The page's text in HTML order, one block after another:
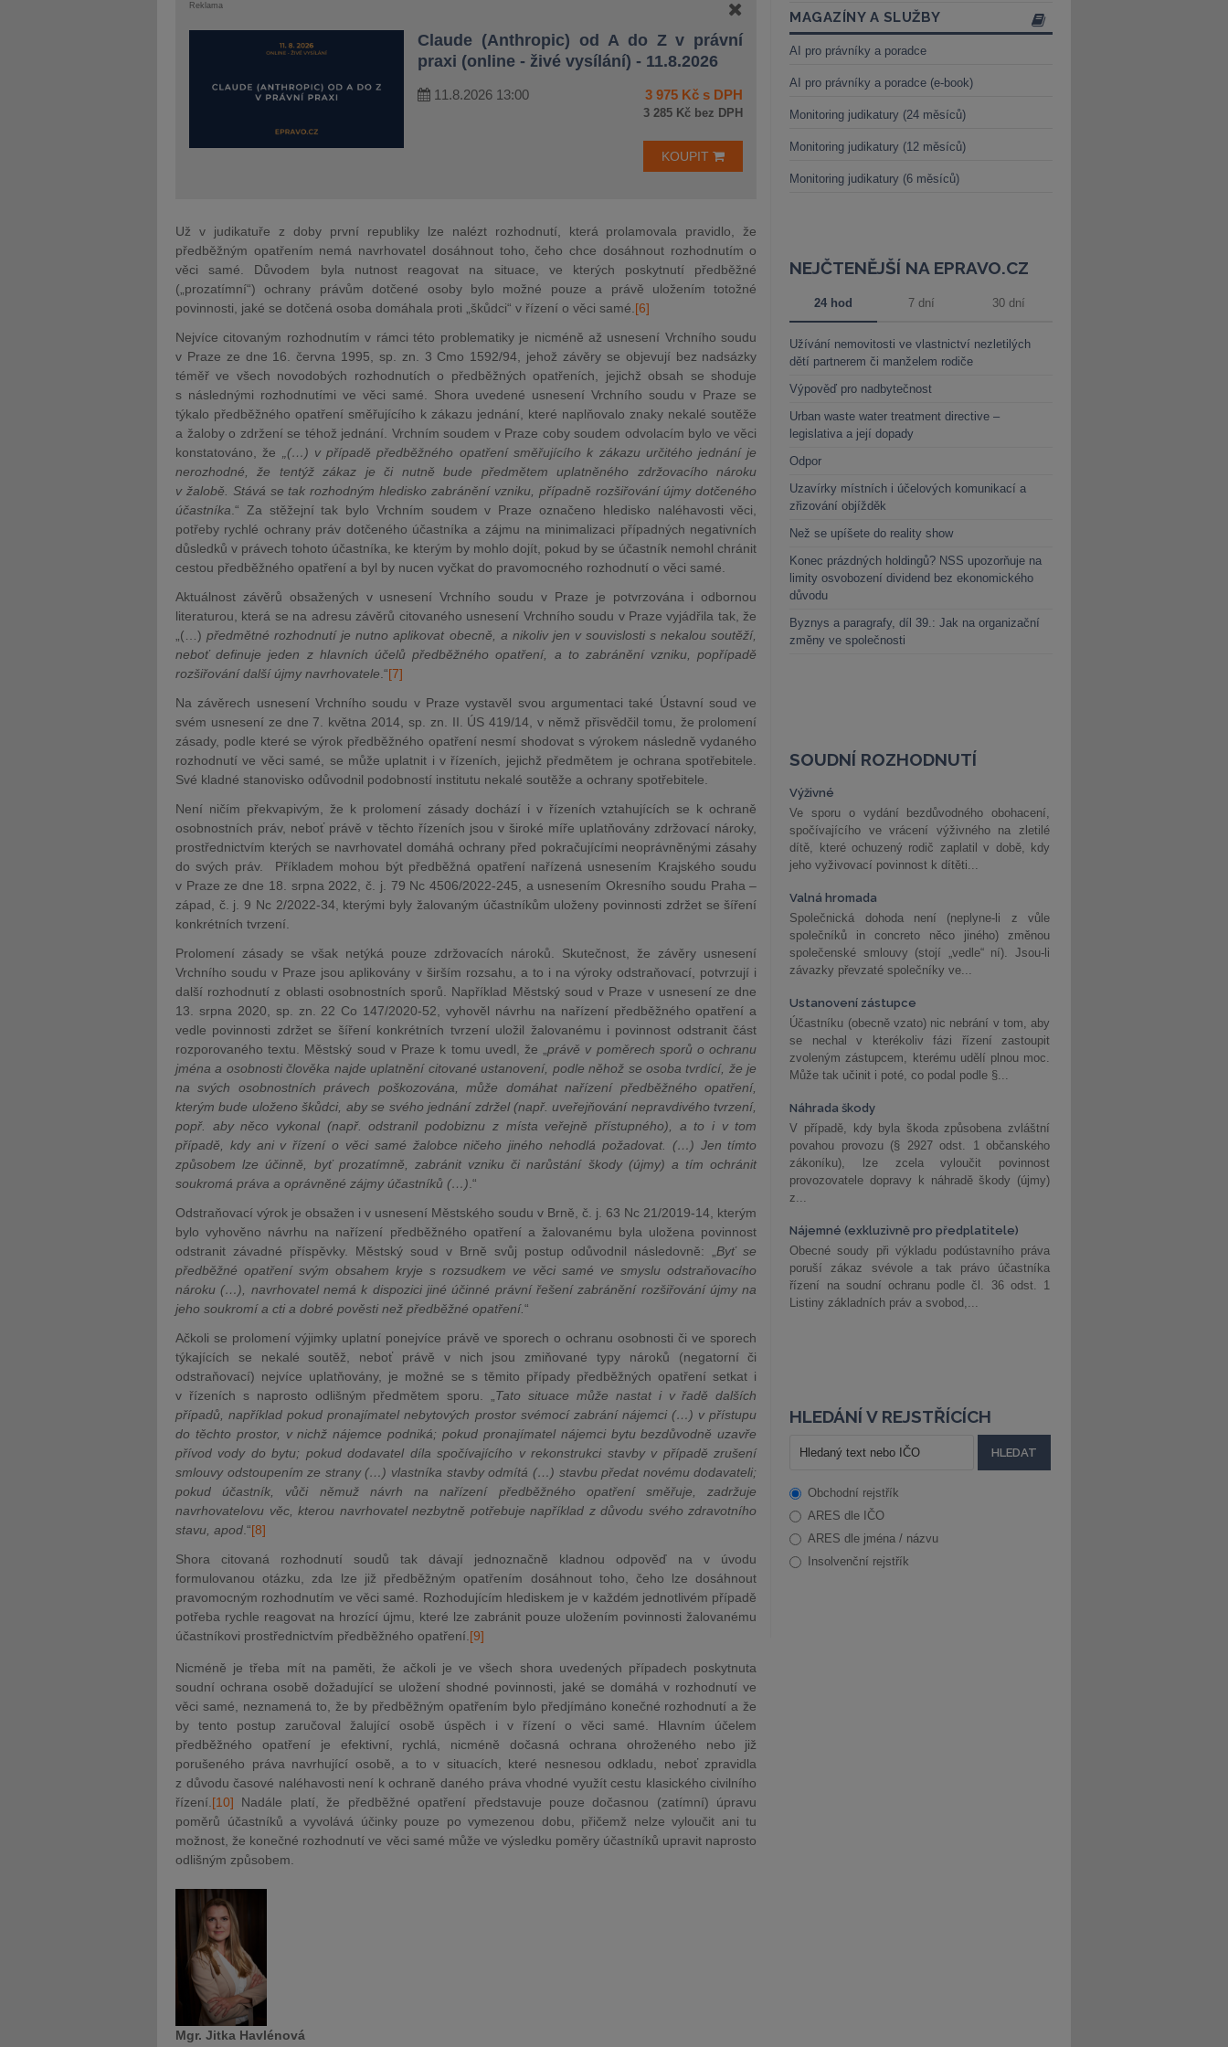
Reklama
Claude (Anthropic) od A do Z v právní
praxi (online - živé vysílání) - 11.8.2026
11.8.2026 13:00 3 975 Kč s DPH
3 285 Kč bez DPH
KOUPIT
Už v judikatuře z doby první republiky lze nalézt rozhodnutí, která prolamovala pravidlo, že
předběžným opatřením nemá navrhovatel dosáhnout toho, čeho chce dosáhnout rozhodnutím o
věci samé. Důvodem byla nutnost reagovat na situace, ve kterých poskytnutí předběžné
(„prozatímní“) ochrany právům dotčené osoby bylo možné pouze a právě uložením totožné
povinnosti, jaké se dotčená osoba domáhala proti „škůdci“ v řízení o věci samé. [6]
Nejvíce citovaným rozhodnutím v rámci této problematiky je nicméně až usnesení Vrchního soudu
v Praze ze dne 16. června 1995, sp. zn. 3 Cmo 1592/94, jehož závěry se objevují bez nadsázky
téměř ve všech novodobých rozhodnutích o předběžných opatřeních, jejichž obsah se shoduje
s následnými rozhodnutími ve věci samé. Shora uvedené usnesení Vrchního soudu v Praze se
týkalo předběžného opatření směřujícího k zákazu jednání, které naplňovalo znaky nekalé soutěže
a žaloby o zdržení se téhož jednání. Vrchním soudem v Praze coby soudem odvolacím bylo ve věci
konstatováno, že
„(…) v případě předběžného opatření směřujícího k zákazu určitého jednání je
nerozhodné, že tentýž zákaz je či nutně bude předmětem uplatněného zdržovacího nároku
v žalobě. Stává se tak rozhodným hledisko zabránění vzniku, případně rozšiřování újmy dotčeného
účastníka .“ Za stěžejní tak bylo Vrchním soudem v Praze označeno hledisko naléhavosti věci,
potřeby rychlé ochrany práv dotčeného účastníka a zájmu na minimalizaci případných negativních
důsledků v právech tohoto účastníka, ke kterým by mohlo dojít, pokud by se účastník nemohl chránit
cestou předběžného opatření a byl by nucen vyčkat do pravomocného rozhodnutí o věci samé.
Aktuálnost závěrů obsažených v usnesení Vrchního soudu v Praze je potvrzována i odbornou
literaturou, která se na adresu závěrů citovaného usnesení Vrchního soudu v Praze vyjádřila tak, že
„(…)předmětné rozhodnutí je nutno aplikovat obecně, a nikoliv jen v souvislosti s nekalou soutěží,
neboť definuje jeden z hlavních účelů předběžného opatření, a to zabránění vzniku, popřípadě
rozšiřování další újmy navrhovatele .“[7]
Na závěrech usnesení Vrchního soudu v Praze vystavěl svou argumentaci také Ústavní soud ve
svém usnesení ze dne 7. května 2014, sp. zn. II. ÚS 419/14, v němž přisvědčil tomu, že prolomení
zásady, podle které se výrok předběžného opatření nesmí shodovat s výrokem následně vydaného
rozhodnutí ve věci samé, se může uplatnit i v řízeních, jejichž předmětem je ochrana spotřebitele.
Své kladné stanovisko odůvodnil podobností institutu nekalé soutěže a ochrany spotřebitele.
Není ničím překvapivým, že k prolomení zásady dochází i v řízeních vztahujících se k ochraně
osobnostních práv, neboť právě v těchto řízeních jsou v široké míře uplatňovány zdržovací nároky,
prostřednictvím kterých se navrhovatel domáhá ochrany před pokračujícími neoprávněnými zásahy
do svých práv. Příkladem mohou být předběžná opatření nařízená usnesením Krajského soudu
v Praze ze dne 18. srpna 2022, č. j. 79 Nc 4506/2022-245, a usnesením Okresního soudu Praha –
západ, č. j. 9 Nc 2/2022-34, kterými byly žalovaným účastníkům uloženy povinnosti zdržet se šíření
konkrétních tvrzení.
Prolomení zásady se však netýká pouze zdržovacích nároků. Skutečnost, že závěry usnesení
Vrchního soudu v Praze jsou aplikovány v širším rozsahu, a to i na výroky odstraňovací, potvrzují i
další rozhodnutí z oblasti osobnostních sporů. Například Městský soud v Praze v usnesení ze dne
13. srpna 2020, sp. zn. 22 Co 147/2020-52, vyhověl návrhu na nařízení předběžného opatření a
vedle povinnosti zdržet se šíření konkrétních tvrzení uložil žalovanému i povinnost odstranit část
rozporovaného textu. Městský soud v Praze k tomu uvedl, že „právě v poměrech sporů o ochranu
jména a osobnosti člověka najde uplatnění citované ustanovení, podle něhož se osoba tvrdící, že je
na svých osobnostních právech poškozována, může domáhat nařízení předběžného opatření,
kterým bude uloženo škůdci, aby se svého jednání zdržel (např. uveřejňování nepravdivého tvrzení,
popř. aby něco vykonal (např. odstranil podobiznu z místa veřejně přístupného), a to i v tom
případě, kdy ani v řízení o věci samé žalobce ničeho jiného nehodlá požadovat. (…) Jen tímto
způsobem lze účinně, byť prozatímně, zabránit vzniku či narůstání škody (újmy) a tím ochránit
soukromá práva a oprávněné zájmy účastníků (…) .“
Odstraňovací výrok je obsažen i v usnesení Městského soudu v Brně, č. j. 63 Nc 21/2019-14, kterým
bylo vyhověno návrhu na nařízení předběžného opatření a žalovanému byla uložena povinnost
odstranit závadné příspěvky. Městský soud v Brně svůj postup odůvodnil následovně: „ Byť se
předběžné opatření svým obsahem kryje s rozsudkem ve věci samé ve smyslu odstraňovacího
nároku (…), navrhovatel nemá k dispozici jiné účinné právní řešení zabránění rozšiřování újmy na
jeho soukromí a cti a dobré pověsti než předběžné opatření.“
Ačkoli se prolomení výjimky uplatní ponejvíce právě ve sporech o ochranu osobnosti či ve sporech
týkajících se nekalé soutěž, neboť právě v nich jsou zmiňované typy nároků (negatorní či
odstraňovací) nejvíce uplatňovány, je možné se s těmito případy předběžných opatření setkat i
v řízeních s naprosto odlišným předmětem sporu. „ Tato situace může nastat i v řadě dalších
případů, například pokud pronajímatel nebytových prostor svémocí zabrání nájemci (…) v přístupu
do těchto prostor, v nichž nájemce podniká; pokud pronajímatel nájemci bytu bezdůvodně uzavře
přívod vody do bytu; pokud dodavatel díla spočívajícího v rekonstrukci stavby v případě zrušení
smlouvy odstoupením ze strany (…) vlastníka stavby odmítá (…) stavbu předat novému dodavateli;
pokud účastník, vůči němuž návrh na nařízení předběžného opatření směřuje, zadržuje
navrhovatelovu věc, kterou navrhovatel nezbytně potřebuje například z důvodu svého zdravotního
stavu, apod .“[8]
Shora citovaná rozhodnutí soudů tak dávají jednoznačně kladnou odpověď na v úvodu
formulovanou otázku, zda lze již předběžným opatřením dosáhnout toho, čeho lze dosáhnout
pravomocným rozhodnutím ve věci samé. Rozhodujícím hlediskem je v každém jednotlivém případě
potřeba rychle reagovat na hrozící újmu, které lze zabránit pouze uložením povinnosti žalovanému
účastníkovi prostřednictvím předběžného opatření. [9]
Nicméně je třeba mít na paměti, že ačkoli je ve všech shora uvedených případech poskytnuta
soudní ochrana osobě dožadující se uložení shodné povinnosti, jaké se domáhá v rozhodnutí ve
věci samé, neznamená to, že by předběžným opatřením bylo předjímáno konečné rozhodnutí a že
by tento postup zaručoval žalující osobě úspěch i v řízení o věci samé. Hlavním účelem
předběžného opatření je efektivní, rychlá, nicméně dočasná ochrana ohroženého nebo již
porušeného práva navrhující osobě, a to v situacích, které nesnesou odkladu, neboť zpravidla
z důvodu časové naléhavosti není k ochraně daného práva vhodné využít cestu klasického civilního
řízení. [10] Nadále platí, že předběžné opatření představuje pouze dočasnou (zatímní) úpravu
poměrů účastníků a vyvolává účinky pouze po vymezenou dobu, přičemž nelze vyloučit ani tu
možnost, že konečné rozhodnutí ve věci samé může ve výsledku poměry účastníků upravit naprosto
odlišným způsobem.
Mgr. Jitka Havlénová
MAGAZÍNY A SLUŽBY
AI pro právníky a poradce
AI pro právníky a poradce (e-book)
Monitoring judikatury (24 měsíců)
Monitoring judikatury (12 měsíců)
Monitoring judikatury (6 měsíců)
NEJČTENĚJŠÍ NA EPRAVO.CZ
24 hod 7 dní 30 dní
Užívání nemovitosti ve vlastnictví nezletilých
dětí partnerem či manželem rodiče
Výpověď pro nadbytečnost
Urban waste water treatment directive –
legislativa a její dopady
Odpor
Uzavírky místních i účelových komunikací a
zřizování objížděk
Než se upíšete do reality show
Konec prázdných holdingů? NSS upozorňuje na
limity osvobození dividend bez ekonomického
důvodu
Byznys a paragrafy, díl 39.: Jak na organizační
změny ve společnosti
SOUDNÍ ROZHODNUTÍ
Výživné
Ve sporu o vydání bezdůvodného obohacení,
spočívajícího ve vrácení výživného na zletilé
dítě, které ochuzený rodič zaplatil v době, kdy
jeho vyživovací povinnost k dítěti...
Valná hromada
Společnická dohoda není (neplyne-li z vůle
společníků in concreto něco jiného) změnou
společenské smlouvy (stojí „vedle“ ní). Jsou-li
závazky převzaté společníky ve...
Ustanovení zástupce
Účastníku (obecně vzato) nic nebrání v tom, aby
se nechal v kterékoliv fázi řízení zastoupit
zvoleným zástupcem, kterému udělí plnou moc.
Může tak učinit i poté, co podal podle §...
Náhrada škody
V případě, kdy byla škoda způsobena zvláštní
povahou provozu (§ 2927 odst. 1 občanského
zákoníku), lze zcela vyloučit povinnost
provozovatele dopravy k náhradě škody (újmy)
z...
Nájemné (exkluzivně pro předplatitele)
Obecné soudy při výkladu podústavního práva
poruší zákaz svévole a tak právo účastníka
řízení na soudní ochranu podle čl. 36 odst. 1
Listiny základních práv a svobod,...
HLEDÁNÍ V REJSTŘÍCÍCH
Obchodní rejstřík
ARES dle IČO
ARES dle jména / názvu
Insolvenční rejstřík